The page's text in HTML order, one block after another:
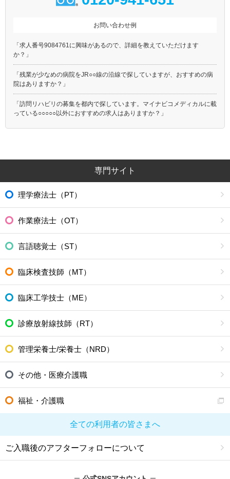
お問い合わせ例
「求人番号9084761に興味があるので、詳細を教えていただけます
か？」
「残業が少なめの病院をJR○○線の沿線で探していますが、おすすめの病
院はありますか？」
「訪問リハビリの募集を都内で探しています。マイナビコメディカルに載
っている○○○○○以外におすすめの求人はありますか？」
専門サイト
理学療法士（PT）
作業療法士（OT）
言語聴覚士（ST）
臨床検査技師（MT）
臨床工学技士（ME）
診療放射線技師（RT）
管理栄養士/栄養士（NRD）
その他・医療介護職
福祉・介護職
全ての利用者の皆さまへ
ご入職後のアフターフォローについて